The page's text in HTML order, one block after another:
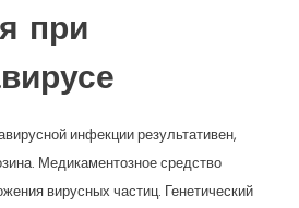
при
инфекции результативен,
Медикаментозное средство
вирусных частиц. Генетический